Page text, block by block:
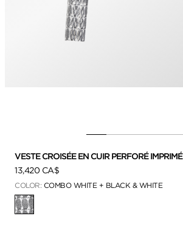
VESTE CROISÉE EN CUIR PERFORÉ IMPRIMÉ
13,420 CA$
COLOR: COMBO WHITE + BLACK & WHITE
SÉLECTIONNÉ